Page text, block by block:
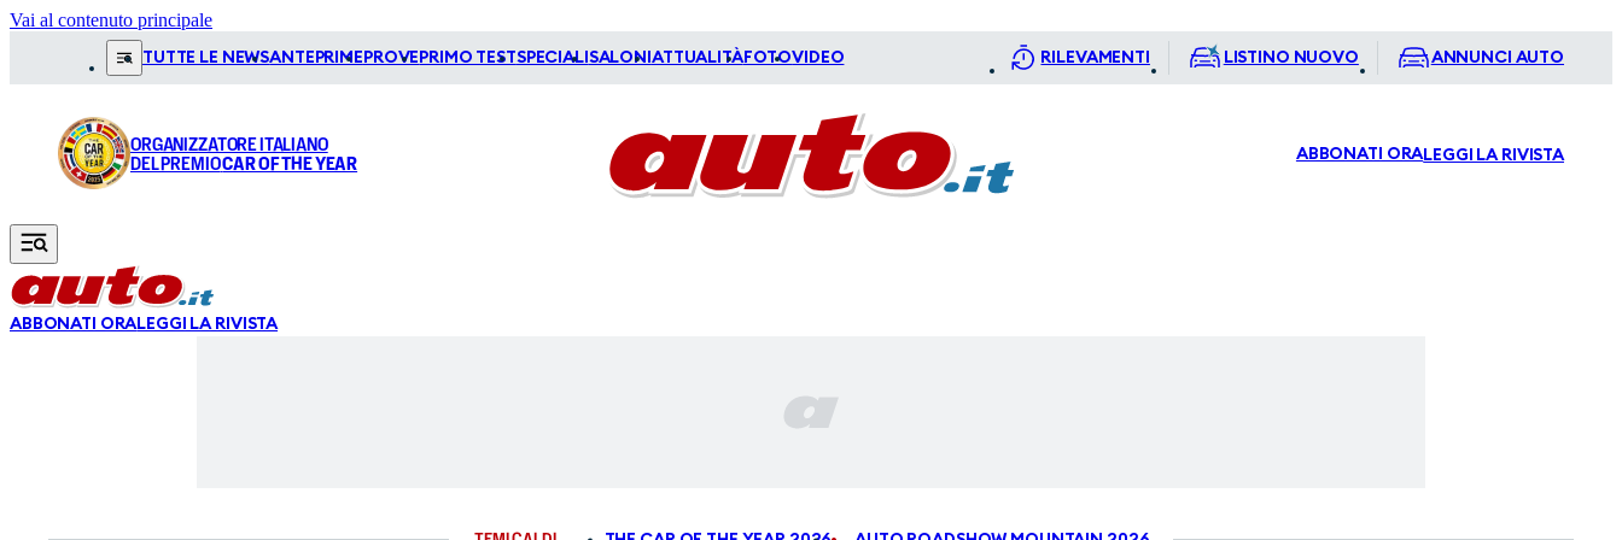
Vai al contenuto principale
TUTTE LE NEWSANTEPRIME PROVE PRIMO TESTSPECIALI SALONI ATTUALITÀFOTOVIDEO RILEVAMENTI LISTINO NUOVO ANNUNCI AUTO
ORGANIZZATORE ITALIANO
DEL PREMIOCAR OF THE YEAR ABBONATI ORALEGGI LA RIVISTA
ABBONATI ORALEGGI LA RIVISTA